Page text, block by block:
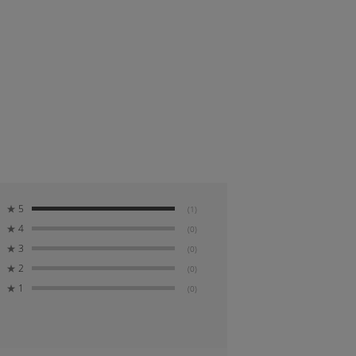
ズの画角を生かした映像表現を楽しめま
のディテールを損なうことなくノイズを
を搭載。高画質かつ長時間の撮影を可能
万ドットの高精細電子ビューファインダ
体のディテールを正確に確認できます。
クフローを快適にサポートします。
(MPEG-A MIAF準拠)、RAW (ソニー
x 4352 (28 M)、Sサイズ: 4992 x 3328
式)
、フォーカスマップ (動画)、AFアシス
★ 5 (1)
★ 4 (0)
★ 3 (0)
★ 2 (0)
★ 1 (0)